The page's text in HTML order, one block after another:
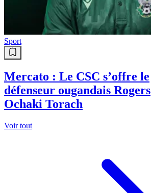
Sport
Mercato : Le CSC s’offre le
défenseur ougandais Rogers
Ochaki Torach
Voir tout